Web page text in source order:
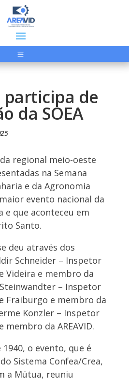
participa de
da SOEA
regional meio-oeste
na Semana
e da Agronomia
evento nacional da
e que aconteceu em
Santo.
deu através dos
Schneider – Inspetor
Videira e membro da
Steinwandter – Inspetor
Fraiburgo e membro da
Konzler – Inspetor
membro da AREAVID.
1940, o evento, que é
Sistema Confea/Crea,
a Mútua, reuniu